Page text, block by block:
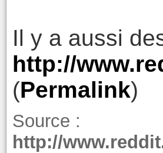
Il y a aussi
http://
(Permalink)
Source :
http://